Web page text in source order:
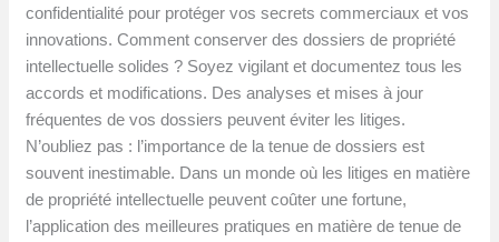
confidentialité pour protéger vos secrets commerciaux et vos
innovations. Comment conserver des dossiers de propriété
intellectuelle solides ? Soyez vigilant et documentez tous les
accords et modifications. Des analyses et mises à jour
fréquentes de vos dossiers peuvent éviter les litiges.
N’oubliez pas : l’importance de la tenue de dossiers est
souvent inestimable. Dans un monde où les litiges en matière
de propriété intellectuelle peuvent coûter une fortune,
l’application des meilleures pratiques en matière de tenue de